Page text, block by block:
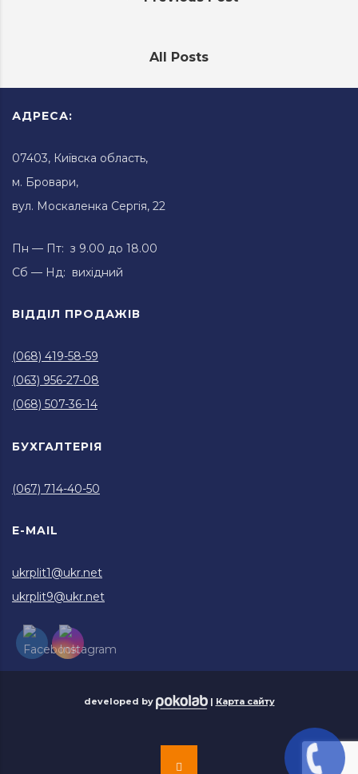
All Posts
АДРЕСА:
07403, Київска область,
м. Бровари,
вул. Москаленка Сергія, 22
Пн — Пт: з 9.00 до 18.00
Сб — Нд: вихідний
ВІДДІЛ ПРОДАЖІВ
(068) 419-58-59
(063) 956-27-08
(068) 507-36-14
БУХГАЛТЕРІЯ
(067) 714-40-50
E-MAIL
ukrplit1@ukr.net
ukrplit9@ukr.net
developed by | Карта сайту